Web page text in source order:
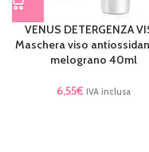
VENUS DETERGENZA
Maschera viso
melograno 40ml
6,55€ IVA inclusa